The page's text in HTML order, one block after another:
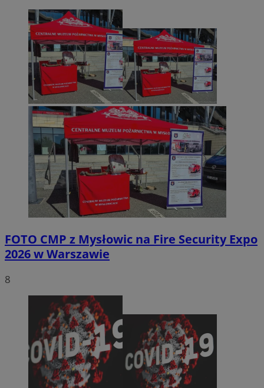
FOTO CMP z Mysłowic na Fire Security Expo
2026 w Warszawie
8